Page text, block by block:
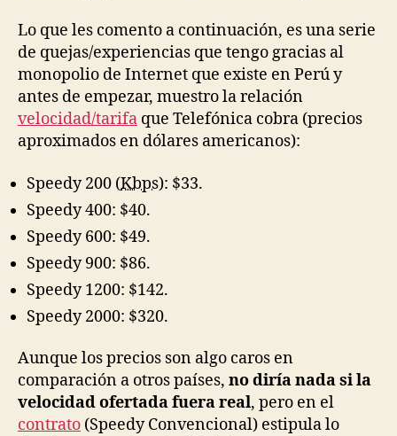
Lo que les comento a continuación, es una serie
de quejas/experiencias que tengo gracias al
monopolio de Internet que existe en Perú y
antes de empezar, muestro la relación
velocidad/tarifa que Telefónica cobra (precios
aproximados en dólares americanos):
Speedy 200 (Kbps): $33.
Speedy 400: $40.
Speedy 600: $49.
Speedy 900: $86.
Speedy 1200: $142.
Speedy 2000: $320.
Aunque los precios son algo caros en
comparación a otros países, no diría nada si la
velocidad ofertada fuera real, pero en el
contrato (Speedy Convencional) estipula lo